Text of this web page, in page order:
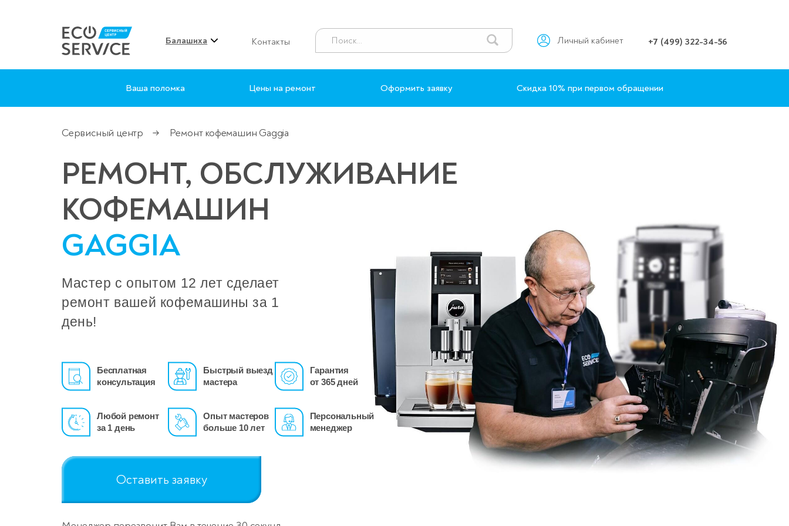
Балашиха Контакты Личный кабинет +7 (499) 322-34-56
Ваша поломка Цены на ремонт Оформить заявку Скидка 10% при первом обращении
Сервисный центр → Ремонт кофемашин Gaggia
РЕМОНТ, ОБСЛУЖИВАНИЕ
КОФЕМАШИН
GAGGIA
Мастер с опытом 12 лет сделает
ремонт вашей кофемашины за 1
день!
Бесплатная
консультация
Быстрый выезд
мастера
Гарантия
от 365 дней
Любой ремонт
за 1 день
Опыт мастеров
больше 10 лет
Персональный
менеджер
Оставить заявку